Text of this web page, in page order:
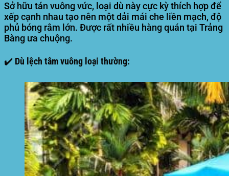
Sở hữu tán vuông vức, loại dù này cực kỳ thích hợp để
xếp cạnh nhau tạo nên một dải mái che liền mạch, độ
phủ bóng râm lớn. Được rất nhiều hàng quán tại Trảng
Bàng ưa chuộng.
✔️ Dù lệch tâm vuông loại thường: